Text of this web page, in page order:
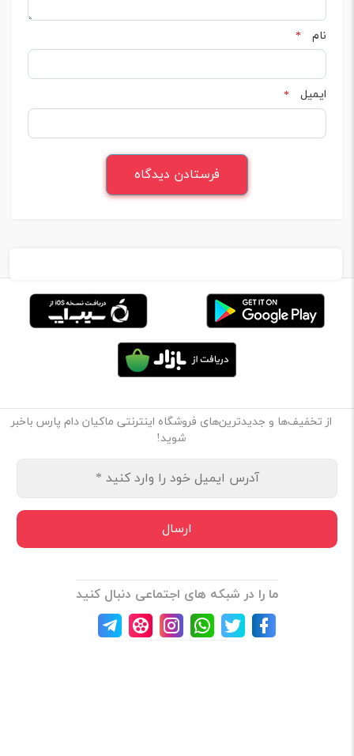
نام *
ایمیل *
از تخفیف‌ها و جدیدترین‌های فروشگاه اینترنتی ماکیان دام پارس باخبر
شوید!
ما را در شبکه های اجتماعی دنبال کنید